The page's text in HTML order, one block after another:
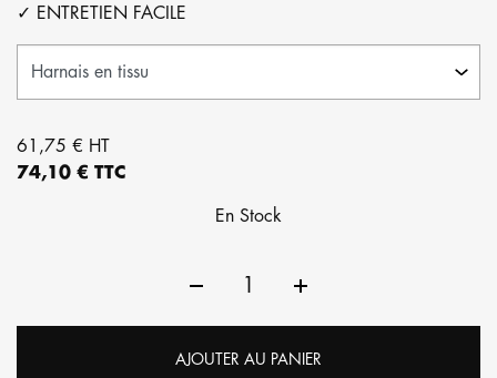
✓ ENTRETIEN FACILE
61,75 € HT
74,10 € TTC
En Stock
AJOUTER AU PANIER